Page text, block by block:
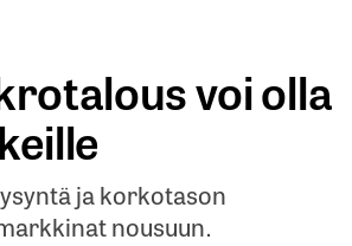
voi olla
ja korkotason
nousuun.